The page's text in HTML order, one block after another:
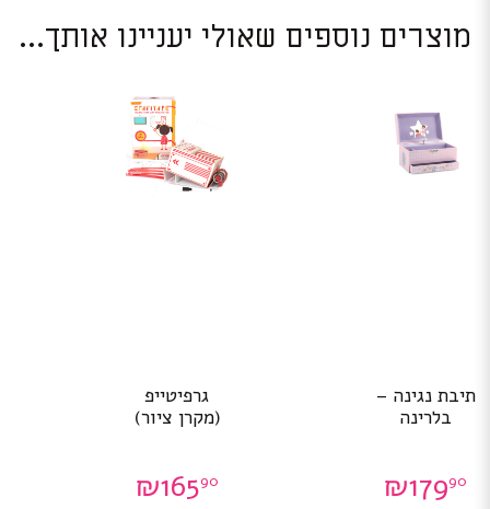
מוצרים נוספים שאולי יעניינו אותך...
תיבת נגינה –
בלרינה
₪17990
גרפיטייפ
(מקרן ציור)
₪16590